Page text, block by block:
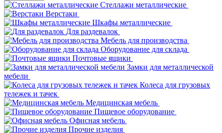
Стеллажи металлические
Верстаки
Шкафы металлические
Для раздевалок
Мебель для производства
Оборудование для склада
Почтовые ящики
Замки для металлической
мебели
Колеса для грузовых
тележек и тачек
Медицинская мебель
Пищевое оборудование
Офисная мебель
Прочие изделия